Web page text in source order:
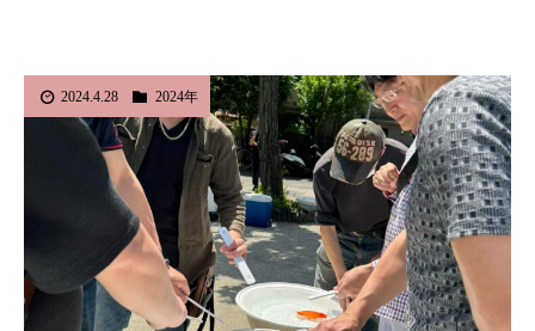
2024.4.28 2024年